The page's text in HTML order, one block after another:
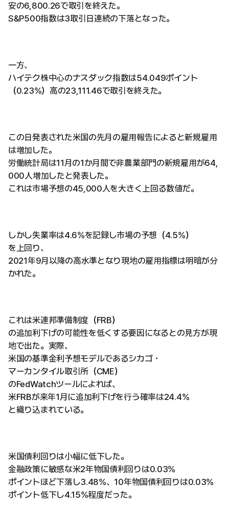
安の6,800.26で取引を終えた。
S&P500指数は3取引日連続の下落となった。
一方、
ハイテク株中心のナスダック指数は54.049ポイント
（0.23%）高の23,111.46で取引を終えた。
この日発表された米国の先月の雇用報告によると新規雇用
は増加した。
労働統計局は11月の1か月間で非農業部門の新規雇用が64,
000人増加したと発表した。
これは市場予想の45,000人を大きく上回る数値だ。
しかし失業率は4.6%を記録し市場の予想（4.5%）
を上回り、
2021年9月以降の高水準となり現地の雇用指標は明暗が分
かれた。
これは米連邦準備制度（FRB）
の追加利下げの可能性を低くする要因になるとの見方が現
地で出た。実際、
米国の基準金利予想モデルであるシカゴ・
マーカンタイル取引所（CME）
のFedWatchツールによれば、
米FRBが来年1月に追加利下げを行う確率は24.4%
と織り込まれている。
米国債利回りは小幅に低下した。
金融政策に敏感な米2年物国債利回りは0.03%
ポイントほど下落し3.48%、10年物国債利回りは0.03%
ポイント低下し4.15%程度だった。